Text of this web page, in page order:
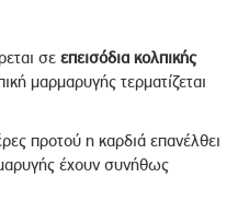
σε επεισόδια κολπικής
μαρμαρυγής τερματίζεται
προτού η καρδιά επανέλθει
έχουν συνήθως